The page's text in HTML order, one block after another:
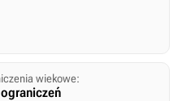
wiekowe: